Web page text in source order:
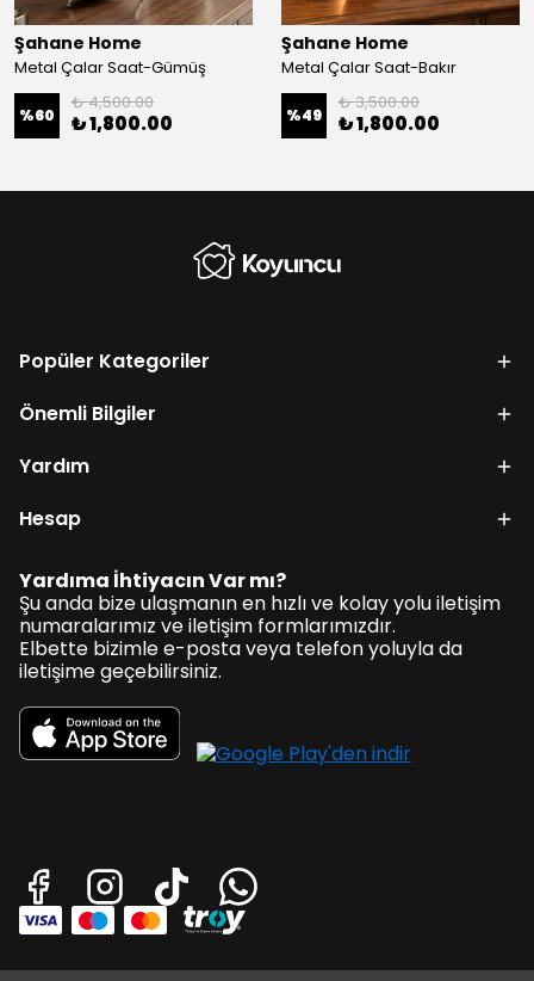
Şahane Home
Metal Çalar Saat-Gümüş
%60
₺ 4,500.00
₺ 1,800.00
Şahane Home
Metal Çalar Saat-Bakır
%49
₺ 3,500.00
₺ 1,800.00
Popüler Kategoriler
Önemli Bilgiler
Yardım
Hesap
Yardıma İhtiyacın Var mı?
Şu anda bize ulaşmanın en hızlı ve kolay yolu iletişim
numaralarımız ve iletişim formlarımızdır.
Elbette bizimle e-posta veya telefon yoluyla da
iletişime geçebilirsiniz.